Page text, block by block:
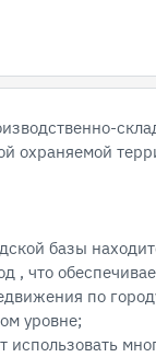
охраняемой
базы
, что
по
уровне;
использовать